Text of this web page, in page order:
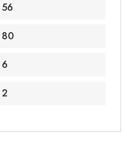
56
80
6
2